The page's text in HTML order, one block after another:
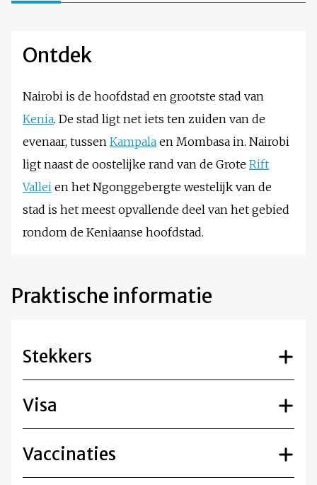
Ontdek
Nairobi is de hoofdstad en grootste stad van
Kenia. De stad ligt net iets ten zuiden van de
evenaar, tussen Kampala en Mombasa in. Nairobi
ligt naast de oostelijke rand van de Grote Rift
Vallei en het Ngonggebergte westelijk van de
stad is het meest opvallende deel van het gebied
rondom de Keniaanse hoofdstad.
Praktische informatie
Stekkers
Visa
Vaccinaties